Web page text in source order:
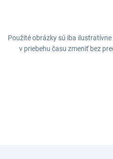
Použité obrázky sú iba
v priebehu času zmeniť bez